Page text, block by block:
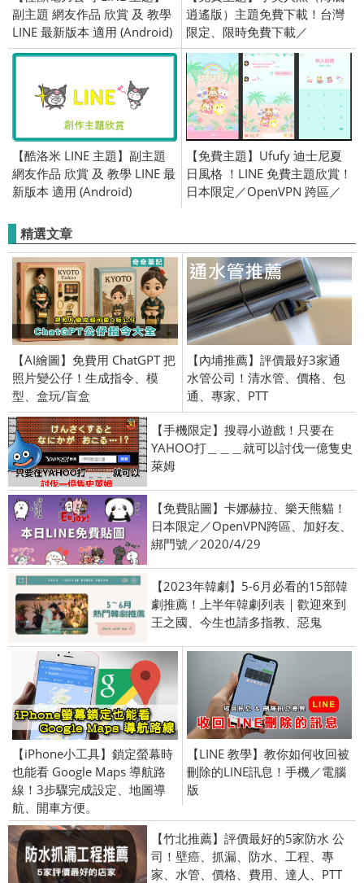
副主題 網友作品 欣賞 及 教學
LINE 最新版本 適用 (Android)
逍遙版）主題免費下載！台灣
限定、限時免費下載／
2020/05/22
【酷洛米 LINE 主題】副主題
網友作品 欣賞 及 教學 LINE 最
新版本 適用 (Android)
【免費主題】Ufufy 迪士尼夏
日風格 ！LINE 免費主題欣賞！
日本限定／OpenVPN 跨區／
精選文章
【AI繪圖】免費用 ChatGPT 把
照片變公仔！生成指令、模
型、盒玩/盲盒
【內埔推薦】評價最好3家通
水管公司！清水管、價格、包
通、專家、PTT
【手機限定】搜尋小遊戲！只要在
YAHOO打＿＿＿就可以討伐一億隻史
萊姆
【免費貼圖】卡娜赫拉、樂天熊貓！
日本限定／OpenVPN跨區、加好友、
綁門號／2020/4/29
【2023年韓劇】5-6月必看的15部韓
劇推薦！上半年韓劇列表｜歡迎來到
王之國、今生也請多指教、惡鬼
【iPhone小工具】鎖定螢幕時
也能看 Google Maps 導航路
線！3步驟完成設定、地圖導
航、開車方便。
【LINE 教學】教你如何收回被
刪除的LINE訊息！手機／電腦
版
【竹北推薦】評價最好的5家防水 公
司！壁癌、抓漏、防水、工程、專
家、水管、價格、費用、達人、PTT